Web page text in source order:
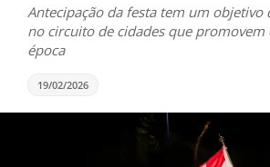
Antecipação da festa tem um objetivo
no circuito de cidades que promovem
época
19/02/2026